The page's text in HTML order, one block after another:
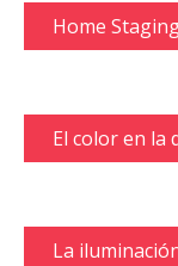
Home
El color en la
La